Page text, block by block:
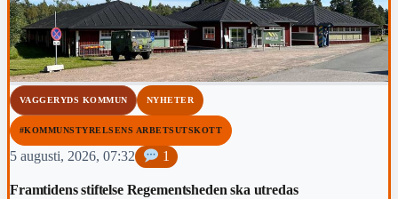
VAGGERYDS KOMMUN NYHETER
#KOMMUNSTYRELSENS ARBETSUTSKOTT
5 augusti, 2026, 07:32 1
Framtidens stiftelse Regementsheden ska utredas